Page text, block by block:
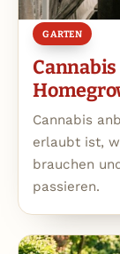
GARTEN
Cannabis
erlaubt ist,
brauchen
passieren.